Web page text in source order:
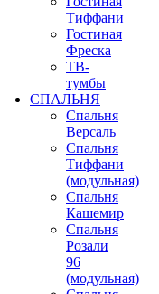
Тиффани
Гостиная
Фреска
ТВ-
тумбы
СПАЛЬНЯ
Спальня
Версаль
Спальня
Тиффани
(модульная)
Спальня
Кашемир
Спальня
Розали
96
(модульная)